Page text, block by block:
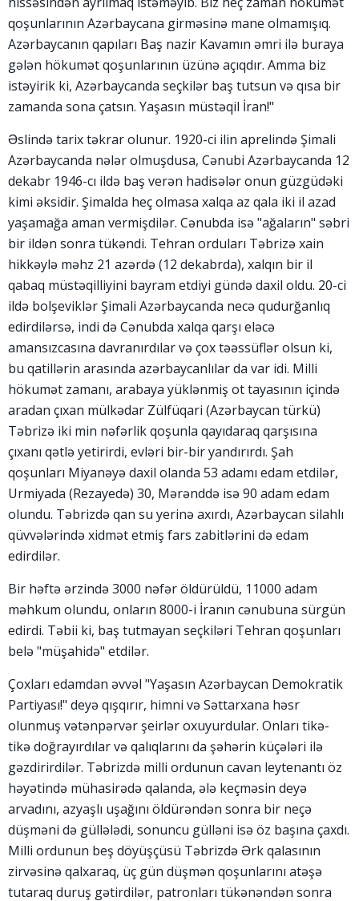
qoşunlarının Azərbaycana girməsinə mane olmamışıq.
Azərbaycanın qapıları Baş nazir Kavamın əmri ilə buraya
gələn hökumət qoşunlarının üzünə açıqdır. Amma biz
istəyirik ki, Azərbaycanda seçkilər baş tutsun və qısa bir
zamanda sona çatsın. Yaşasın müstəqil İran!"
Əslində tarix təkrar olunur. 1920-ci ilin aprelində Şimali
Azərbaycanda nələr olmuşdusa, Cənubi Azərbaycanda 12
dekabr 1946-cı ildə baş verən hadisələr onun güzgüdəki
kimi əksidir. Şimalda heç olmasa xalqa az qala iki il azad
yaşamağa aman vermişdilər. Cənubda isə "ağaların" səbri
bir ildən sonra tükəndi. Tehran orduları Təbrizə xain
hikkəylə məhz 21 azərdə (12 dekabrda), xalqın bir il
qabaq müstəqilliyini bayram etdiyi gündə daxil oldu. 20-ci
ildə bolşeviklər Şimali Azərbaycanda necə qudurğanlıq
edirdilərsə, indi də Cənubda xalqa qarşı eləcə
amansızcasına davranırdılar və çox təəssüflər olsun ki,
bu qatillərin arasında azərbaycanlılar da var idi. Milli
hökumət zamanı, arabaya yüklənmiş ot tayasının içində
aradan çıxan mülkədar Zülfüqari (Azərbaycan türkü)
Təbrizə iki min nəfərlik qoşunla qayıdaraq qarşısına
çıxanı qətlə yetirirdi, evləri bir-bir yandırırdı. Şah
qoşunları Miyanəyə daxil olanda 53 adamı edam etdilər,
Urmiyada (Rezayedə) 30, Mərənddə isə 90 adam edam
olundu. Təbrizdə qan su yerinə axırdı, Azərbaycan silahlı
qüvvələrində xidmət etmiş fars zabitlərini də edam
edirdilər.
Bir həftə ərzində 3000 nəfər öldürüldü, 11000 adam
məhkum olundu, onların 8000-i İranın cənubuna sürgün
edirdi. Təbii ki, baş tutmayan seçkiləri Tehran qoşunları
belə "müşahidə" etdilər.
Çoxları edamdan əvvəl "Yaşasın Azərbaycan Demokratik
Partiyası!" deyə qışqırır, himni və Səttarxana həsr
olunmuş vətənpərvər şeirlər oxuyurdular. Onları tikə-
tikə doğrayırdılar və qalıqlarını da şəhərin küçələri ilə
gəzdirirdilər. Təbrizdə milli ordunun cavan leytenantı öz
həyətində mühasirədə qalanda, ələ keçməsin deyə
arvadını, azyaşlı uşağını öldürəndən sonra bir neçə
düşməni də güllələdi, sonuncu gülləni isə öz başına çaxdı.
Milli ordunun beş döyüşçüsü Təbrizdə Ərk qalasının
zirvəsinə qalxaraq, üç gün düşmən qoşunlarını atəşə
tutaraq duruş gətirdilər, patronları tükənəndən sonra